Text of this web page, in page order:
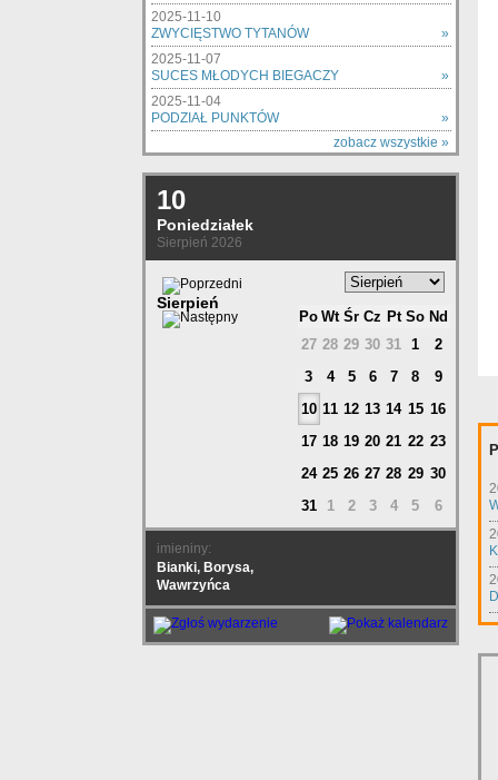
2025-11-10
ZWYCIĘSTWO TYTANÓW
»
2025-11-07
SUCES MŁODYCH BIEGACZY
»
2025-11-04
PODZIAŁ PUNKTÓW
»
zobacz wszystkie »
10
Poniedziałek
Sierpień 2026
Sierpień
Po Wt Śr Cz Pt So Nd
27 28 29 30 31 1
2
3
4 5 6 7 8
9
10 11 12 13 14 15 16
17 18 19 20 21 22 23
24 25 26 27 28 29 30
31
1 2 3 4 5 6
imieniny:
Bianki, Borysa,
Wawrzyńca